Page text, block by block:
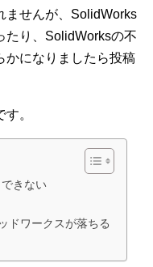
ませんが、SolidWorks
たり、SolidWorksの不
かになりましたら投稿
。
きない
ドワークスが落ちる